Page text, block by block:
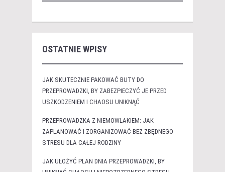
OSTATNIE WPISY
JAK SKUTECZNIE PAKOWAĆ BUTY DO
PRZEPROWADZKI, BY ZABEZPIECZYĆ JE PRZED
USZKODZENIEM I CHAOSU UNIKNĄĆ
PRZEPROWADZKA Z NIEMOWLAKIEM: JAK
ZAPLANOWAĆ I ZORGANIZOWAĆ BEZ ZBĘDNEGO
STRESU DLA CAŁEJ RODZINY
JAK UŁOŻYĆ PLAN DNIA PRZEPROWADZKI, BY